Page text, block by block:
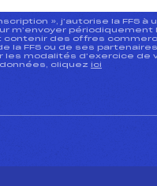
», j’autorise la FFS à
m’envoyer
contenir des offres
la FFS ou de ses
les modalités d’exercice de
cliquez ici